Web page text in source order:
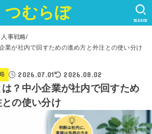
つむらぼ SEARCH
事戦略
業が社内で回すための進め方と外注との使い分け
2026.07.01 2026.08.02
？中小企業が社内で回すため
の使い分け